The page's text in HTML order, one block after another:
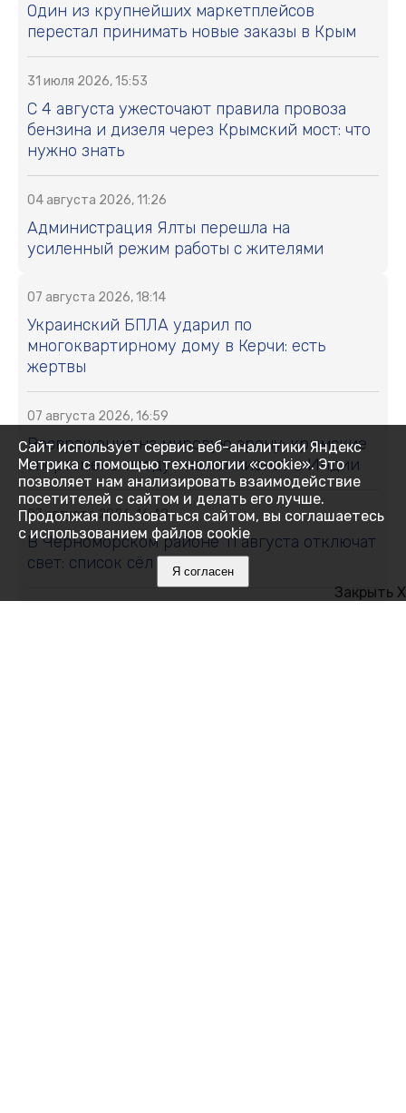
Один из крупнейших маркетплейсов
перестал принимать новые заказы в Крым
31 июля 2026, 15:53
С 4 августа ужесточают правила провоза
бензина и дизеля через Крымский мост: что
нужно знать
04 августа 2026, 11:26
Администрация Ялты перешла на
усиленный режим работы с жителями
07 августа 2026, 18:14
Украинский БПЛА ударил по
многоквартирному дому в Керчи: есть
жертвы
07 августа 2026, 16:59
Возвращение на мировую арену: крымские
спортсмены поедут на чемпионат в Индии
07 августа 2026, 16:48
В Черноморском районе 11 августа отключат
свет: список сёл и улиц
Закрыть X
Сайт использует сервис веб-аналитики Яндекс
Метрика с помощью технологии «cookie». Это
позволяет нам анализировать взаимодействие
посетителей с сайтом и делать его лучше.
Продолжая пользоваться сайтом, вы соглашаетесь
с использованием файлов cookie
Я согласен